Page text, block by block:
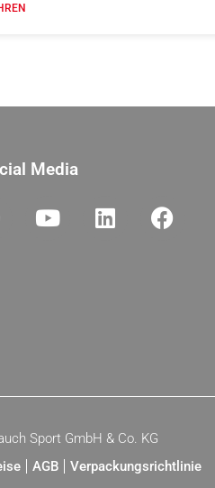
Media
Sport GmbH & Co. KG
AGB Verpackungsrichtlinie